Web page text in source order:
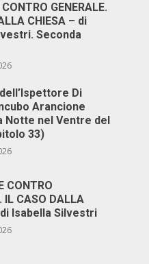
GENERALE.
CHIESA – di
Seconda
Di
Arancione
Notte nel Ventre del
33)
CONTRO
IL CASO DALLA
di Isabella Silvestri